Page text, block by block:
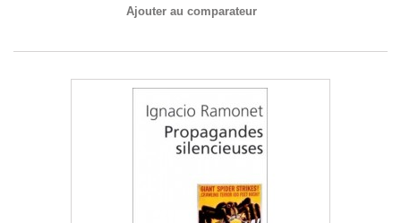
Ajouter au comparateur